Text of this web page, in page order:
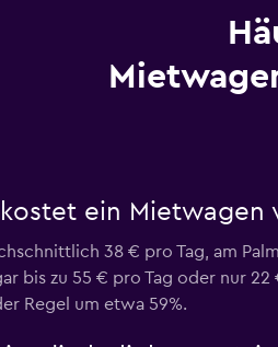
ein Mietwagen
38 € pro Tag, am
bis zu 55 € pro Tag oder nur
Regel um etwa 59%.